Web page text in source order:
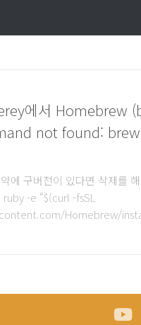
에서 Homebrew
not found:
에 구버전이 있다면 삭제를
-e “$(curl -fsSL
Homebrew/